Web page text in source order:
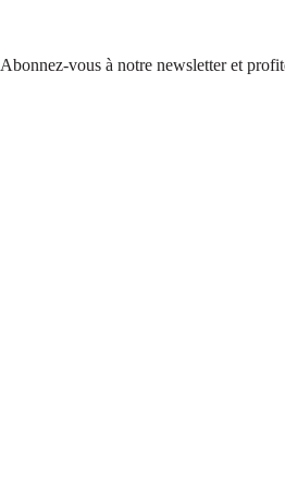
Abonnez-vous à notre newsletter et